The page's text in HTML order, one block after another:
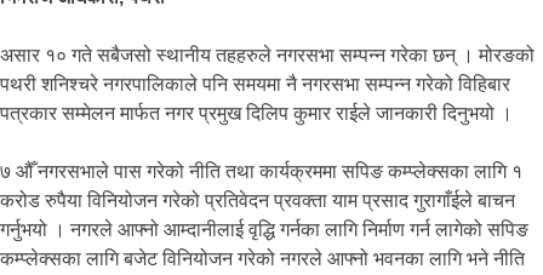
असार १० गते सबैजसो स्थानीय तहहरुले नगरसभा सम्पन्न गरेका छन् । मोरङको
पथरी शनिश्चरे नगरपालिकाले पनि समयमा नै नगरसभा सम्पन्न गरेको विहिबार
पत्रकार सम्मेलन मार्फत नगर प्रमुख दिलिप कुमार राईले जानकारी दिनुभयो ।
७ औँ नगरसभाले पास गरेको नीति तथा कार्यक्रममा सपिङ कम्प्लेक्सका लागि १
करोड रुपैया विनियोजन गरेको प्रतिवेदन प्रवक्ता याम प्रसाद गुरागाँईले बाचन
गर्नुभयो । नगरले आफ्नो आम्दानीलाई वृद्धि गर्नका लागि निर्माण गर्न लागेको सपिङ
कम्प्लेक्सका लागि बजेट विनियोजन गरेको नगरले आफ्नो भवनका लागि भने नीति